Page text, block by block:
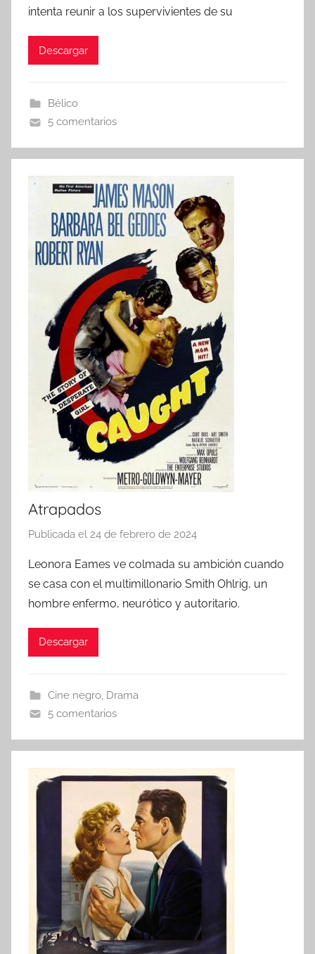
intenta reunir a los supervivientes de su
Descargar
Bélico
5 comentarios
Atrapados
Publicada el 24 de febrero de 2024
r
Leonora Eames ve colmada su ambición cuando
se casa con el multimillonario Smith Ohlrig, un
hombre enfermo, neurótico y autoritario.
Descargar
Cine negro, Drama
5 comentarios